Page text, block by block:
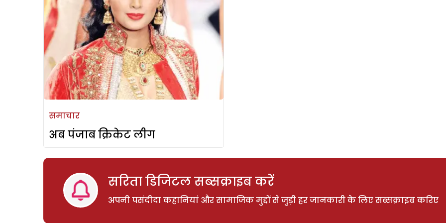
समाचार
अब पंजाब क्रिकेट लीग
सरिता डिजिटल सब्सक्राइब करें
अपनी पसंदीदा कहानियां और सामाजिक मुद्दों से जुड़ी हर जानकारी के लिए सब्सक्राइब करिए